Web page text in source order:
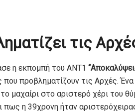
τις
η εκπομπή του ΑΝΤ1
που προβληματίζουν τις Αρχές.
μαχαίρι στο αριστερό χέρι του
πως η 39χρονη ήταν